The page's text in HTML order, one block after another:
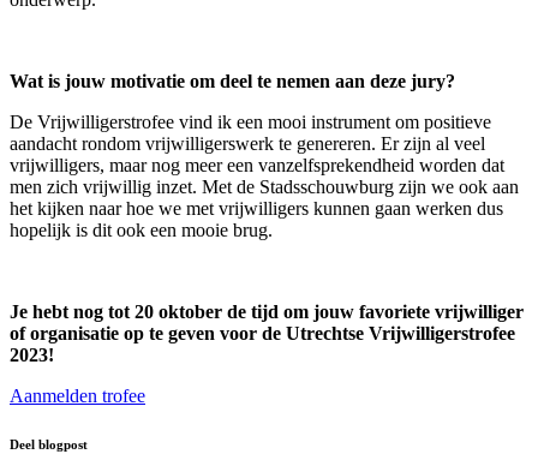
Wat is jouw motivatie om deel te nemen aan deze jury?
De Vrijwilligerstrofee vind ik een mooi instrument om positieve
aandacht rondom vrijwilligerswerk te genereren. Er zijn al veel
vrijwilligers, maar nog meer een vanzelfsprekendheid worden dat
men zich vrijwillig inzet. Met de Stadsschouwburg zijn we ook aan
het kijken naar hoe we met vrijwilligers kunnen gaan werken dus
hopelijk is dit ook een mooie brug.
Je hebt nog tot 20 oktober de tijd om jouw favoriete vrijwilliger
of organisatie op te geven voor de Utrechtse Vrijwilligerstrofee
2023!
Aanmelden trofee
Deel blogpost